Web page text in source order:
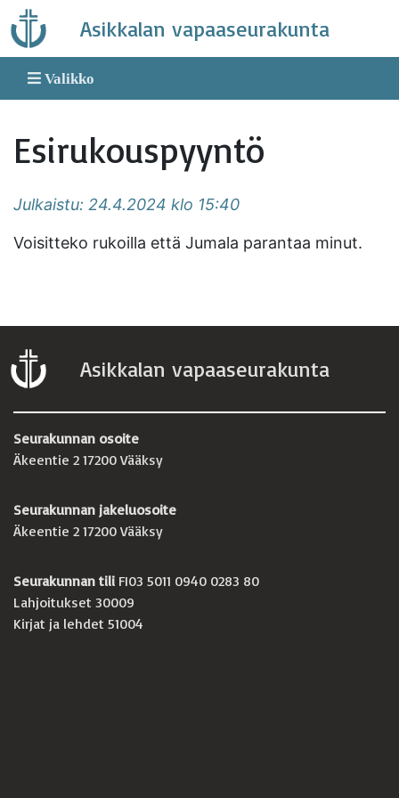
Skip
to
content
Asikkalan vapaaseurakunta
Valikko
Esirukouspyyntö
Julkaistu: 24.4.2024 klo 15:40
Voisitteko rukoilla että Jumala parantaa minut.
Asikkalan vapaaseurakunta
Seurakunnan osoite
Äkeentie 2 17200 Vääksy
Seurakunnan jakeluosoite
Äkeentie 2 17200 Vääksy
Seurakunnan tili FI03 5011 0940 0283 80
Lahjoitukset 30009
Kirjat ja lehdet 51004